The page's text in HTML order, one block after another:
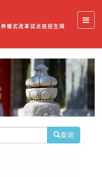
养模式改革试点班招生网
查询